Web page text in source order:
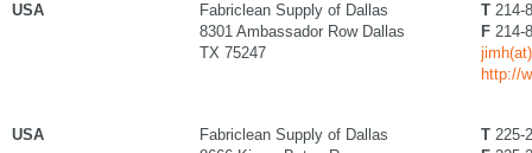
USA
Fabriclean Supply of Dallas
8301 Ambassador Row Dallas
TX 75247
T 214-
F 214-
http://
USA
Fabriclean Supply of Dallas
T 225-